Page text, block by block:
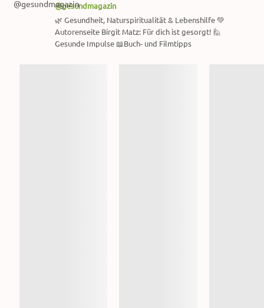
@gesundmagazin
🌿 Gesundheit, Naturspiritualität & Lebenshilfe 💚
Autorenseite Birgit Matz: Für dich ist gesorgt! 🙋
Gesunde Impulse 📖Buch- und Filmtipps